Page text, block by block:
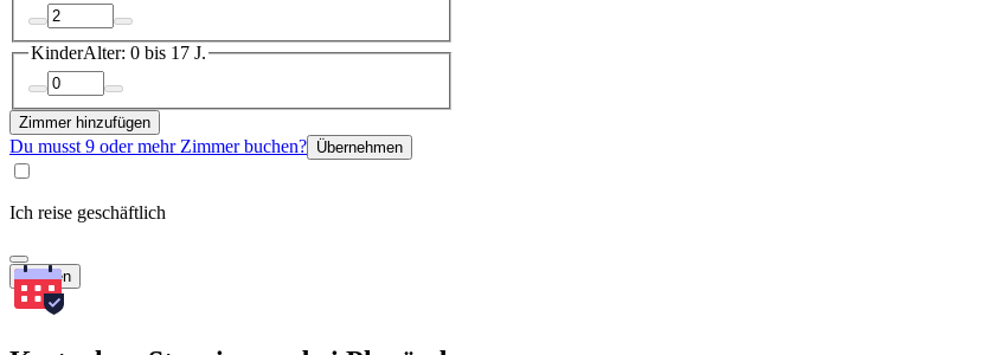
KinderAlter: 0 bis 17 J.
Zimmer hinzufügen
Du musst 9 oder mehr Zimmer buchen? Übernehmen
Ich reise geschäftlich
Suchen